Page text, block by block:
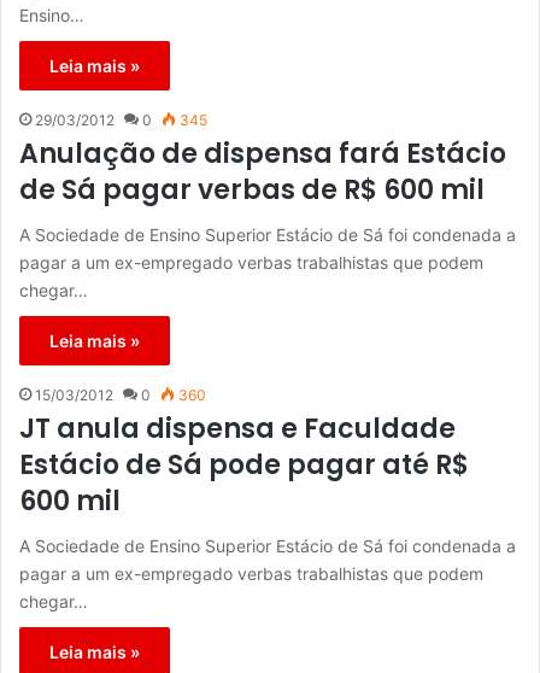
Ensino…
Leia mais »
29/03/2012 0 345
Anulação de dispensa fará Estácio
de Sá pagar verbas de R$ 600 mil
A Sociedade de Ensino Superior Estácio de Sá foi condenada a
pagar a um ex-empregado verbas trabalhistas que podem
chegar…
Leia mais »
15/03/2012 0 360
JT anula dispensa e Faculdade
Estácio de Sá pode pagar até R$
600 mil
A Sociedade de Ensino Superior Estácio de Sá foi condenada a
pagar a um ex-empregado verbas trabalhistas que podem
chegar…
Leia mais »